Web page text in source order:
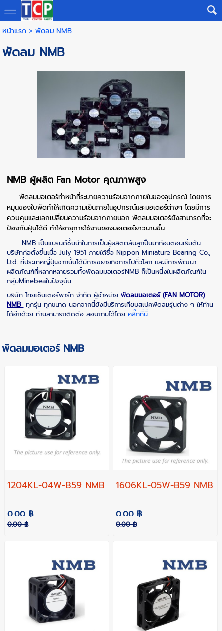
หน้าแรก > พัดลม NMB
พัดลม NMB
NMB ผู้ผลิต Fan Motor คุณภาพสูง
พัดลมมอเตอร์ทำหน้าที่ระบายความร้อนจากภายในของอุปกรณ์ โดยการ
หมุนของใบพัดทำให้เกิดความเย็นภายในอุปกรณ์และมอเตอร์ต่างๆ โดยมีการ
ควบคุมและแลกเปลี่ยนความร้อนจากภายนอก พัดลมมอเตอร์ยังสามารถที่จะ
ป้องกันฝุ่นได้ดี ทำให้อายุการใช้งานของมอเตอร์ยาวนานขึ้น
NMB เป็นแบรนด์ชั้นนำในการเป็นผู้ผลิตตลับลูกปืนมาก่อนตอนเริ่มต้น
บริษัทก่อตั้งขึ้นเมื่อ July 1951 ภายใต้ชื่อ Nippon Miniature Bearing Co.,
Ltd. ที่ประเทศญี่ปุ่นจากนั้นได้มีการขยายกิจการไปทั่วโลก และมีการพัฒนา
ผลิตภัณฑ์ที่หลากหลายรวมทั้งพัดลมมอเตอร์NMB ก็เป็นหนึ่งในผลิตภัณฑ์ใน
กลุ่มMinebeaในปัจจุบัน
บริษัท ไทยเซ็นเตอร์พาร์ท จำกัด ผู้จำหน่ายพัดลมมอเตอร์ (FAN MOTOR)
NMB ทุกรุ่น ทุกขนาด นอกจากนี้ยังมีบริการเทียบสเปคพัดลมรุ่นต่าง ๆ ให้ท่าน
ได้อีกด้วย ท่านสามารถติดต่อ สอบถามได้โดยคลิ๊กที่นี่
พัดลมมอเตอร์ NMB
1204KL-04W-B59 NMB
0.00 ฿
0.00 ฿
1606KL-05W-B59 NMB
0.00 ฿
0.00 ฿